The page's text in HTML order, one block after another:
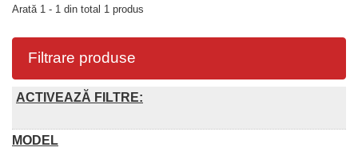
Arată 1 - 1 din total 1 produs
Filtrare produse
ACTIVEAZĂ FILTRE:
MODEL